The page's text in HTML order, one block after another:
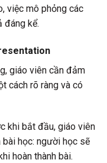
việc mô phỏng các
đáng kể.
giáo viên cần đảm
cách rõ ràng và có
khi bắt đầu, giáo viên
học: người học sẽ
hoàn thành bài.